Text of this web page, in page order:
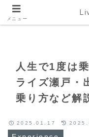
人生で1度は
ライズ瀬戸・
乗り方など解
2025.01.17
メニュー